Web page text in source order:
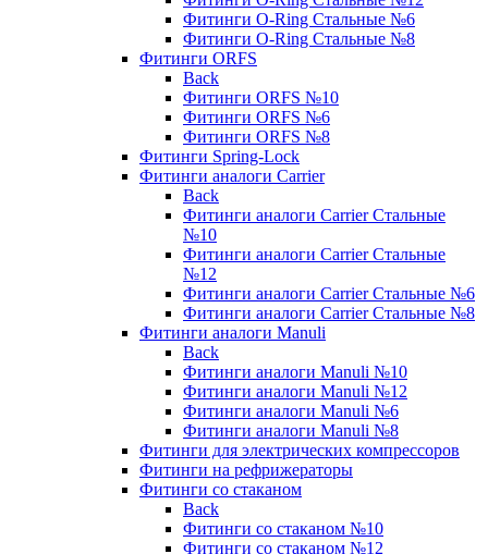
Фитинги O-Ring Стальные №6
Фитинги O-Ring Стальные №8
Фитинги ORFS
Back
Фитинги ORFS №10
Фитинги ORFS №6
Фитинги ORFS №8
Фитинги Spring-Lock
Фитинги аналоги Carrier
Back
Фитинги аналоги Carrier Стальные
№10
Фитинги аналоги Carrier Стальные
№12
Фитинги аналоги Carrier Стальные №6
Фитинги аналоги Carrier Стальные №8
Фитинги аналоги Manuli
Back
Фитинги аналоги Manuli №10
Фитинги аналоги Manuli №12
Фитинги аналоги Manuli №6
Фитинги аналоги Manuli №8
Фитинги для электрических компрессоров
Фитинги на рефрижераторы
Фитинги со стаканом
Back
Фитинги со стаканом №10
Фитинги со стаканом №12